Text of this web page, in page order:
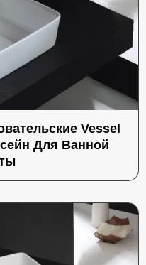
Vessel
Для Ванной